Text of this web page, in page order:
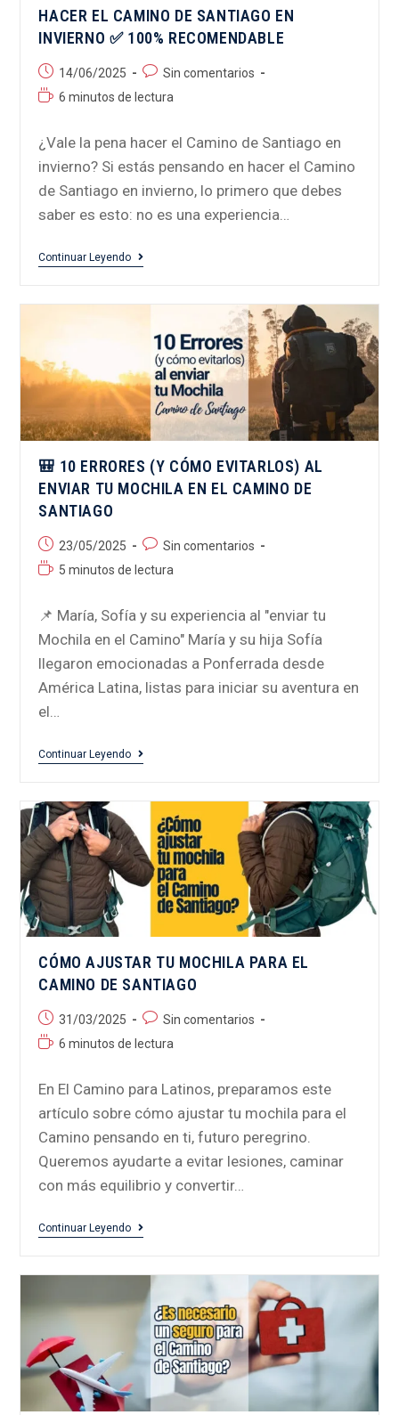
HACER EL CAMINO DE SANTIAGO EN
INVIERNO ✅ 100% RECOMENDABLE
14/06/2025
Sin comentarios
6 minutos de lectura
¿Vale la pena hacer el Camino de Santiago en
invierno? Si estás pensando en hacer el Camino
de Santiago en invierno, lo primero que debes
saber es esto: no es una experiencia…
Continuar Leyendo
🎒 10 ERRORES (Y CÓMO EVITARLOS) AL
ENVIAR TU MOCHILA EN EL CAMINO DE
SANTIAGO
23/05/2025
Sin comentarios
5 minutos de lectura
📌 María, Sofía y su experiencia al "enviar tu
Mochila en el Camino" María y su hija Sofía
llegaron emocionadas a Ponferrada desde
América Latina, listas para iniciar su aventura en
el…
Continuar Leyendo
CÓMO AJUSTAR TU MOCHILA PARA EL
CAMINO DE SANTIAGO
31/03/2025
Sin comentarios
6 minutos de lectura
En El Camino para Latinos, preparamos este
artículo sobre cómo ajustar tu mochila para el
Camino pensando en ti, futuro peregrino.
Queremos ayudarte a evitar lesiones, caminar
con más equilibrio y convertir…
Continuar Leyendo